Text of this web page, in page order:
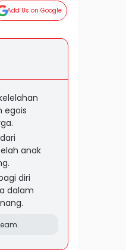
Add Us on Google
egois
anak
diri
dalam